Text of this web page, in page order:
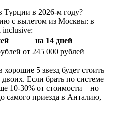
Турции в 2026-м году?
с вылетом из Москвы: в
inclusive:
на 14 дней
от 245 000 рублей
5 звезд будет стоить
Если брать по системе
10-30% от стоимости – но
самого приезда в Анталию,